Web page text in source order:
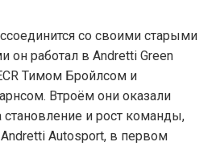
со своими старыми
он работал в Andretti Green
Тимом Бройлсом и
Втроём они оказали
становление и рост команды,
Autosport, в первом